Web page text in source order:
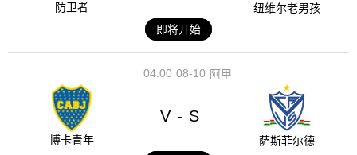
防卫者
纽维尔老男孩
即将开始
08-10
04:00 阿甲
博卡青年
V - S
萨斯菲尔德